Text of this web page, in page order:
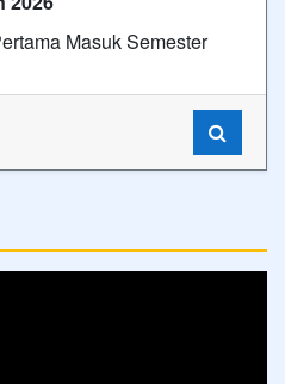
Masuk Semester